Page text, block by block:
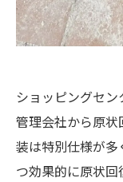
ショッピングセン
管理会社から原状
装は特別仕様が多
つ効果的に原状回